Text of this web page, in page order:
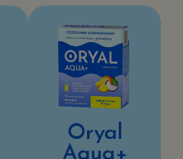
Oryal
Aqua+